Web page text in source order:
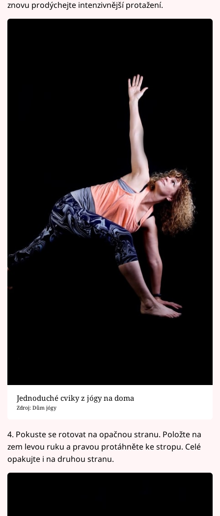
znovu prodýchejte intenzivnější protažení.
Jednoduché cviky z jógy na doma
Zdroj: Dům jógy
4. Pokuste se rotovat na opačnou stranu. Položte na
zem levou ruku a pravou protáhněte ke stropu. Celé
opakujte i na druhou stranu.